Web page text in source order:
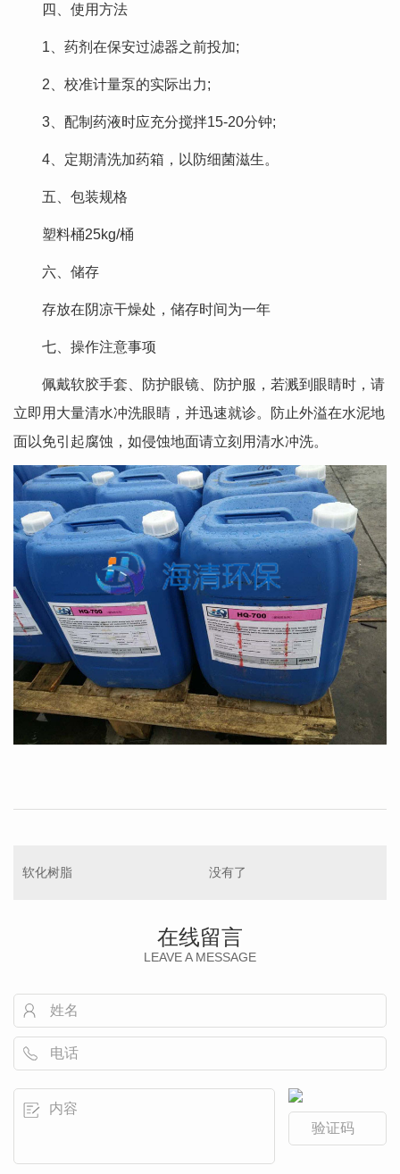
四、使用方法
1、药剂在保安过滤器之前投加;
2、校准计量泵的实际出力;
3、配制药液时应充分搅拌15-20分钟;
4、定期清洗加药箱，以防细菌滋生。
五、包装规格
塑料桶25kg/桶
六、储存
存放在阴凉干燥处，储存时间为一年
七、操作注意事项
佩戴软胶手套、防护眼镜、防护服，若溅到眼睛时，请
立即用大量清水冲洗眼睛，并迅速就诊。防止外溢在水泥地
面以免引起腐蚀，如侵蚀地面请立刻用清水冲洗。
软化树脂 没有了
在线留言
LEAVE A MESSAGE